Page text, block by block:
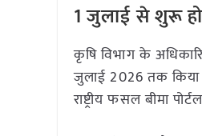
1 जुलाई से शुरू
कृषि विभाग के
जुलाई 2026 तक किया
राष्ट्रीय फसल बीमा